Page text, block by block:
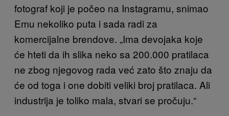
fotograf koji je počeo na Instagramu, snimao
Emu nekoliko puta i sada radi za
komercijalne brendove. „Ima devojaka koje
će hteti da ih slika neko sa 200.000 pratilaca
ne zbog njegovog rada već zato što znaju da
će od toga i one dobiti veliki broj pratilaca. Ali
industrija je toliko mala, stvari se pročuju.“